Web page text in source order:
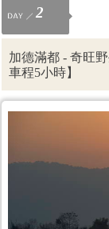
2
加德滿都 - 奇旺
車程5小時】